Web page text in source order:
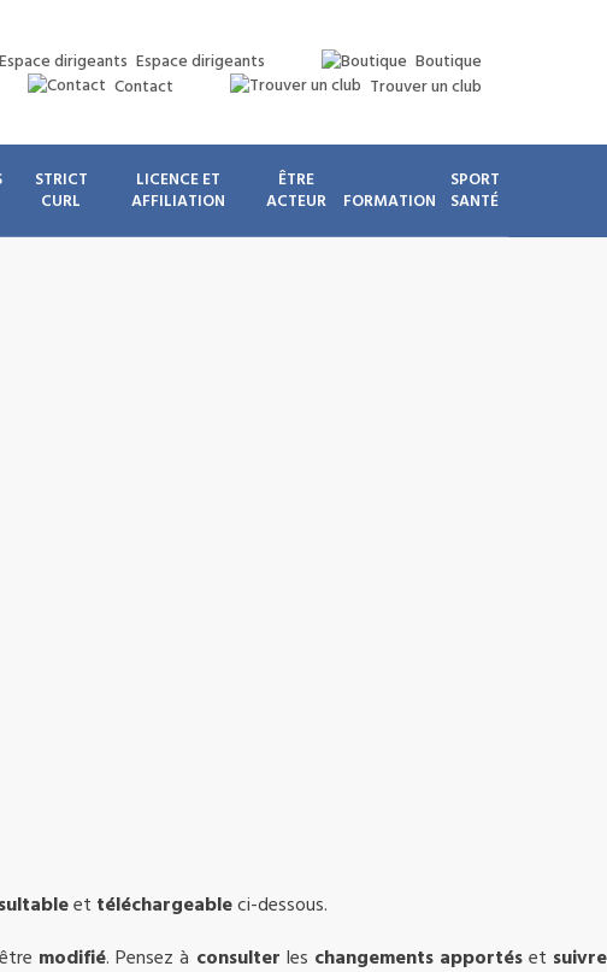
Espace dirigeants
Boutique
Contact
Trouver un club
STRICT
CURL
LICENCE ET
AFFILIATION
ÊTRE
ACTEUR
FORMATION
SPORT
SANTÉ
et téléchargeableci-dessous.
modifié. Pensez à consulter les changements apportéset suivre